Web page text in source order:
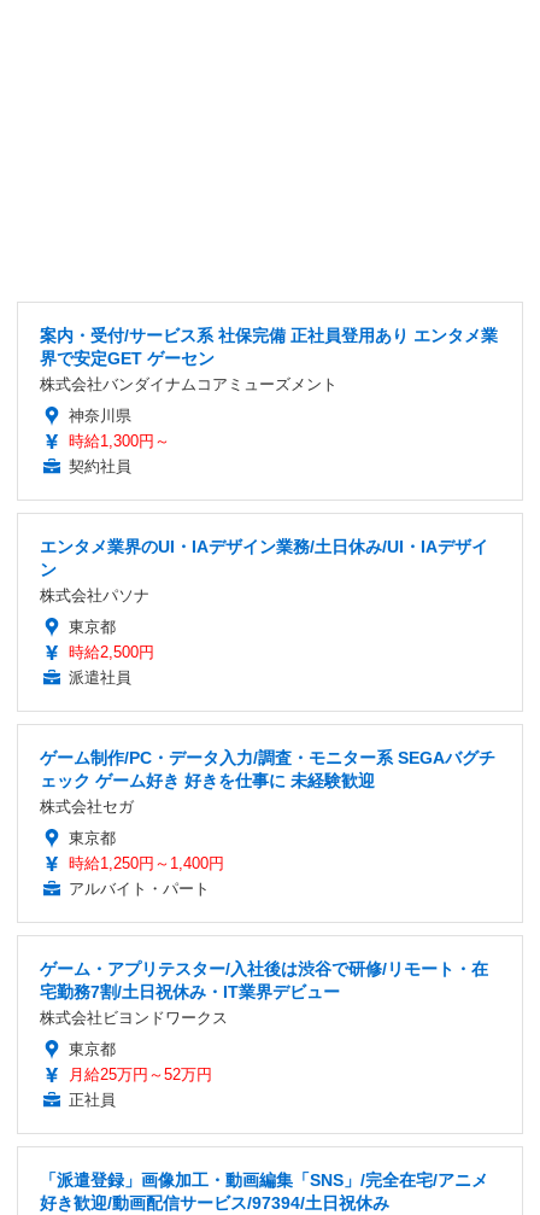
案内・受付/サービス系 社保完備 正社員登用あり エンタメ業
界で安定GET ゲーセン
株式会社バンダイナムコアミューズメント
神奈川県
時給1,300円～
契約社員
エンタメ業界のUI・IAデザイン業務/土日休み/UI・IAデザイ
ン
株式会社パソナ
東京都
時給2,500円
派遣社員
ゲーム制作/PC・データ入力/調査・モニター系 SEGAバグチ
ェック ゲーム好き 好きを仕事に 未経験歓迎
株式会社セガ
東京都
時給1,250円～1,400円
アルバイト・パート
ゲーム・アプリテスター/入社後は渋谷で研修/リモート・在
宅勤務7割/土日祝休み・IT業界デビュー
株式会社ビヨンドワークス
東京都
月給25万円～52万円
正社員
「派遣登録」画像加工・動画編集「SNS」/完全在宅/アニメ
好き歓迎/動画配信サービス/97394/土日祝休み